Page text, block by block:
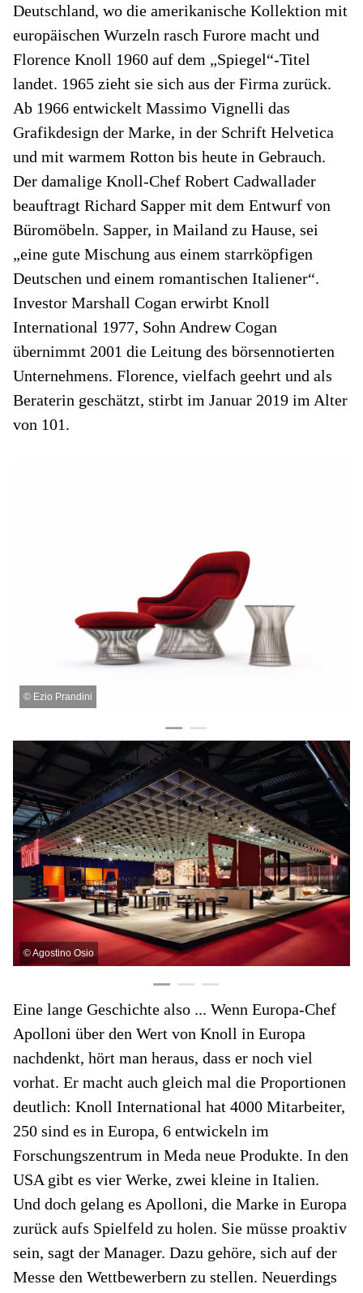
Deutschland, wo die amerikanische Kollektion mit
europäischen Wurzeln rasch Furore macht und
Florence Knoll 1960 auf dem „Spiegel“-Titel
landet. 1965 zieht sie sich aus der Firma zurück.
Ab 1966 entwickelt Massimo Vignelli das
Grafikdesign der Marke, in der Schrift Helvetica
und mit warmem Rotton bis heute in Gebrauch.
Der damalige Knoll-Chef Robert Cadwallader
beauftragt Richard Sapper mit dem Entwurf von
Büromöbeln. Sapper, in Mailand zu Hause, sei
„eine gute Mischung aus einem starrköpfigen
Deutschen und einem romantischen Italiener“.
Investor Marshall Cogan erwirbt Knoll
International 1977, Sohn Andrew Cogan
übernimmt 2001 die Leitung des börsennotierten
Unternehmens. Florence, vielfach geehrt und als
Beraterin geschätzt, stirbt im Januar 2019 im Alter
von 101.
© Ezio Prandini
©Agostino Osio
Eine lange Geschichte also ... Wenn Europa-Chef
Apolloni über den Wert von Knoll in Europa
nachdenkt, hört man heraus, dass er noch viel
vorhat. Er macht auch gleich mal die Proportionen
deutlich: Knoll International hat 4000 Mitarbeiter,
250 sind es in Europa, 6 entwickeln im
Forschungszentrum in Meda neue Produkte. In den
USA gibt es vier Werke, zwei kleine in Italien.
Und doch gelang es Apolloni, die Marke in Europa
zurück aufs Spielfeld zu holen. Sie müsse proaktiv
sein, sagt der Manager. Dazu gehöre, sich auf der
Messe den Wettbewerbern zu stellen. Neuerdings